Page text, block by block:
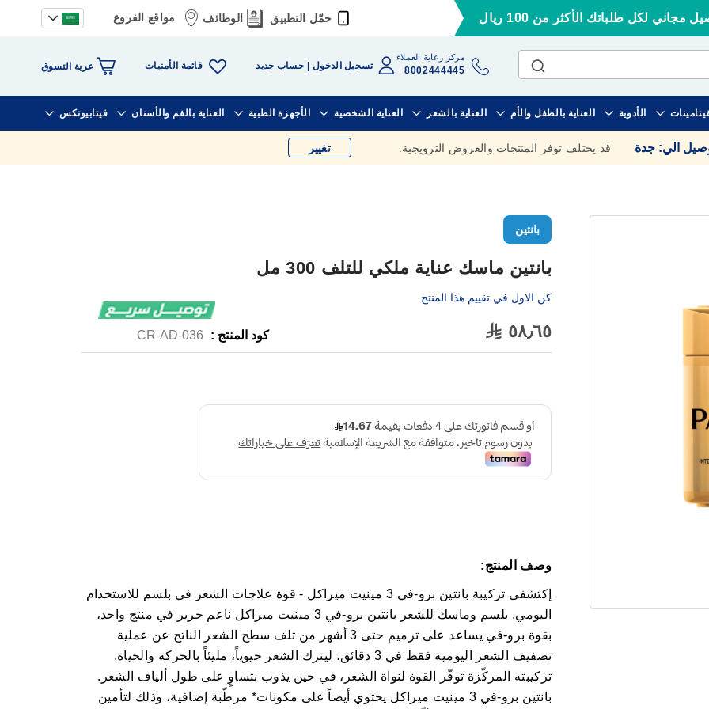
مجاني لكل طلباتك الأكثر من 100 ريال حمّل التطبيق الوظائف مواقع الفروع
مركز رعاية العملاء
8002444445 تسجيل الدخول حساب جديد قائمة الأمنيات عربة التسوق
الأدوية العناية بالطفل والأم العناية بالشعر العناية الشخصية الأجهزة الطبية العناية بالفم والأسنان فيتابيوتكس
الي: جدة قد يختلف توفر المنتجات والعروض الترويجية. تغيير
بانتين
بانتين ماسك عناية ملكي للتلف 300 مل
كن الاول في تقييم هذا المنتج
٥٨٫٦٥ كود المنتج : CR-AD-036
وصف المنتج:
إكتشفي تركيبة بانتين برو-في 3 مينيت ميراكل - قوة علاجات الشعر في بلسم للاستخدام
اليومي. بلسم وماسك للشعر بانتين برو-في 3 مينيت ميراكل ناعم حرير في منتج واحد،
بقوة برو-في يساعد على ترميم حتى 3 أشهر من تلف سطح الشعر الناتج عن عملية
تصفيف الشعر اليومية فقط في 3 دقائق، ليترك الشعر حيوياً، مليئاً بالحركة والحياة.
تركيبته المركّزة توفّر القوة لنواة الشعر، في حين يذوب بتساوٍ على طول ألياف الشعر.
بانتين برو-في 3 مينيت ميراكل يحتوي أيضاً على مكونات* مرطّبة إضافية، وذلك لتأمين